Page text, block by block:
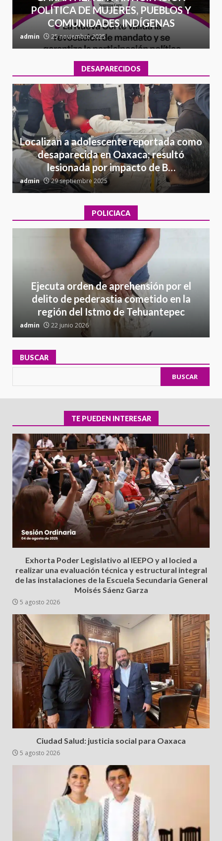
POLÍTICA DE MUJERES, PUEBLOS Y
COMUNIDADES INDÍGENAS
admin 25 noviembre 2025
DESAPARECIDOS
Localizan a adolescente reportada como
desaparecida en Oaxaca; resultó
lesionada por impacto de B…
admin 29 septiembre 2025
POLICIACA
Ejecuta orden de aprehensión por el
delito de pederastia cometido en la
región del Istmo de Tehuantepec
admin 22 junio 2026
BUSCAR
BUSCAR
TE PUEDEN INTERESAR
Exhorta Poder Legislativo al IEEPO y al Iocied a
realizar una evaluación técnica y estructural integral
de las instalaciones de la Escuela Secundaria General
Moisés Sáenz Garza
5 agosto 2026
Ciudad Salud: justicia social para Oaxaca
5 agosto 2026